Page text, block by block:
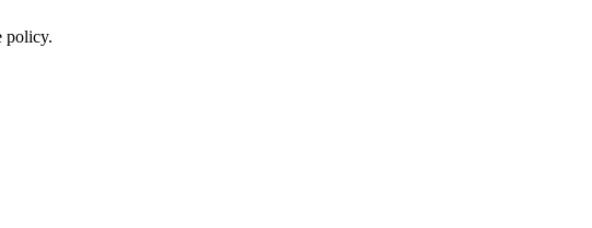
policy.